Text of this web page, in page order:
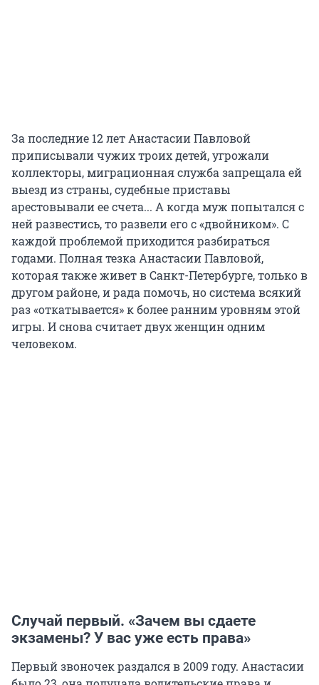
За последние 12 лет Анастасии Павловой
приписывали чужих троих детей, угрожали
коллекторы, миграционная служба запрещала ей
выезд из страны, судебные приставы
арестовывали ее счета... А когда муж попытался с
ней развестись, то развели его с «двойником». С
каждой проблемой приходится разбираться
годами. Полная тезка Анастасии Павловой,
которая также живет в Санкт-Петербурге, только в
другом районе, и рада помочь, но система всякий
раз «откатывается» к более ранним уровням этой
игры. И снова считает двух женщин одним
человеком.
Случай первый. «Зачем вы сдаете
экзамены? У вас уже есть права»
Первый звоночек раздался в 2009 году. Анастасии